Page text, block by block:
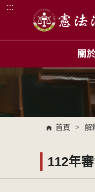
跳到主要內容區塊
:::
關
首頁 > 解
112年